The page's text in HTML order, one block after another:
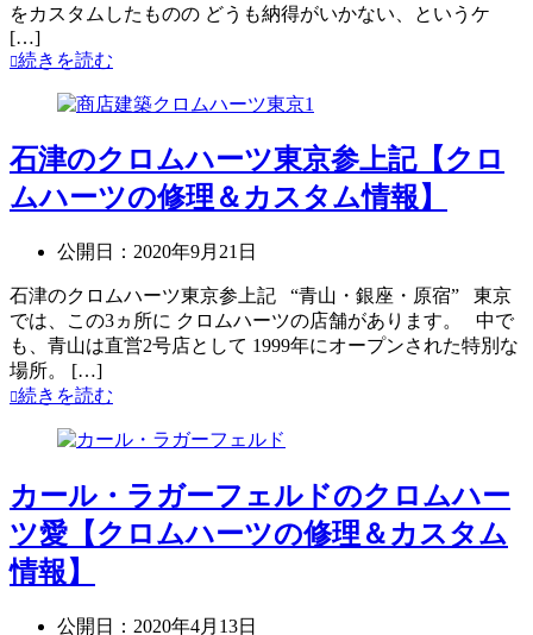
をカスタムしたものの どうも納得がいかない、というケ
[…]
続きを読む
石津のクロムハーツ東京参上記【クロ
ムハーツの修理＆カスタム情報】
公開日： 2020年9月21日
石津のクロムハーツ東京参上記 “青山・銀座・原宿” 東京
では、この3ヵ所に クロムハーツの店舗があります。 中で
も、青山は直営2号店として 1999年にオープンされた特別な
場所。 […]
続きを読む
カール・ラガーフェルドのクロムハー
ツ愛【クロムハーツの修理＆カスタム
情報】
公開日： 2020年4月13日